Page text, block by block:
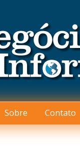
Sobre Contato